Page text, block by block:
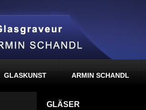
GLASKUNST ARMIN SCHANDL
GLÄSER